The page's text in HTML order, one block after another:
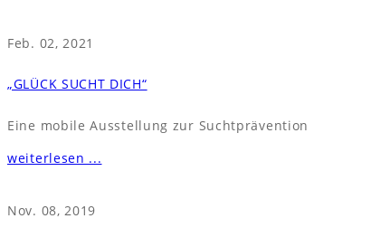
Feb. 02, 2021
„GLÜCK SUCHT DICH“
Eine mobile Ausstellung zur Suchtprävention
weiterlesen ...
Nov. 08, 2019